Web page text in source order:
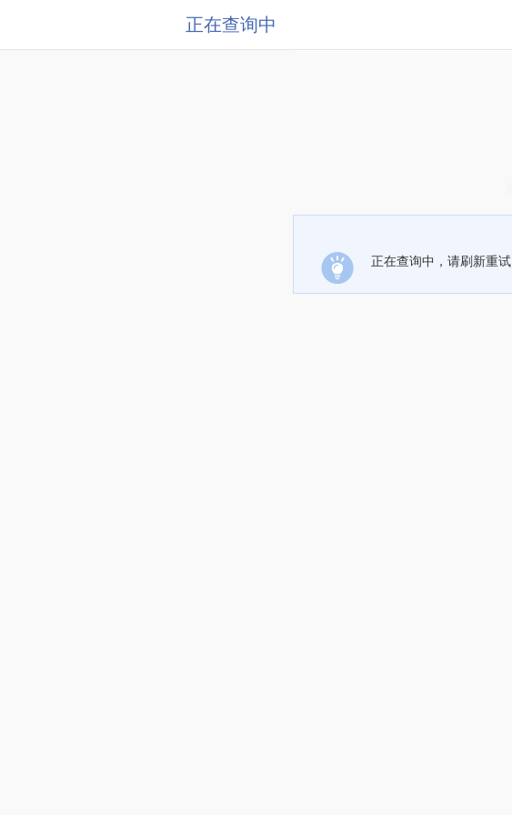
正在查询中
正在查询中，请刷新重试